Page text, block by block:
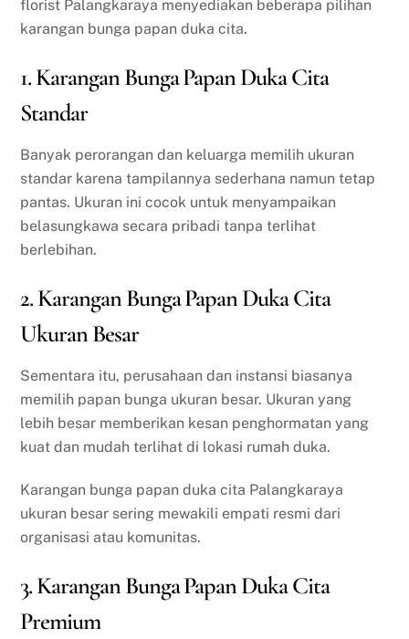
florist Palangkaraya menyediakan beberapa pilihan
karangan bunga papan duka cita.
1. Karangan Bunga Papan Duka Cita
Standar
Banyak perorangan dan keluarga memilih ukuran
standar karena tampilannya sederhana namun tetap
pantas. Ukuran ini cocok untuk menyampaikan
belasungkawa secara pribadi tanpa terlihat
berlebihan.
2. Karangan Bunga Papan Duka Cita
Ukuran Besar
Sementara itu, perusahaan dan instansi biasanya
memilih papan bunga ukuran besar. Ukuran yang
lebih besar memberikan kesan penghormatan yang
kuat dan mudah terlihat di lokasi rumah duka.
Karangan bunga papan duka cita Palangkaraya
ukuran besar sering mewakili empati resmi dari
organisasi atau komunitas.
3. Karangan Bunga Papan Duka Cita
Premium